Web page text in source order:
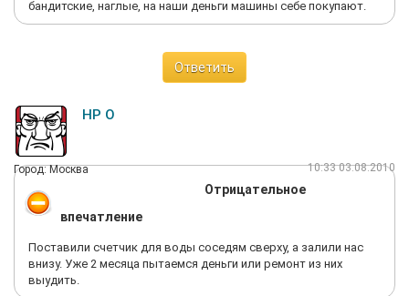
(естественно, никакие трубы он не прочищал, это ложь).
Теперь очень опасаюсь, что если случится что-то с самими
только до тех пор, пока не тот заплатил деньги. Вот такая
фирма. Делайте выводы.
бандитские, наглые, на наши деньги машины себе покупают.
Ответить
НР О
Город: Москва 10:33 03.08.2010
Отрицательное
впечатление
Поставили счетчик для воды соседям сверху, а залили нас
внизу. Уже 2 месяца пытаемся деньги или ремонт из них
выудить.